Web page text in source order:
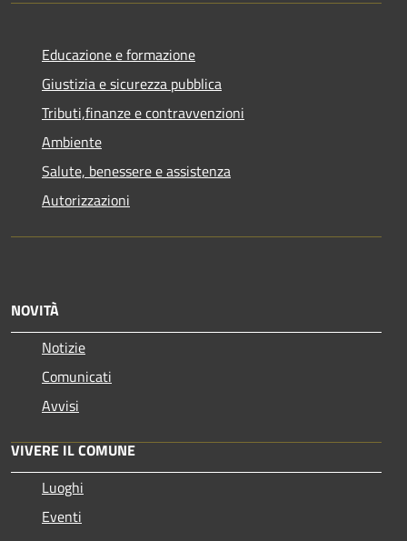
Educazione e formazione
Giustizia e sicurezza pubblica
Tributi,finanze e contravvenzioni
Ambiente
Salute, benessere e assistenza
Autorizzazioni
NOVITÀ
Notizie
Comunicati
Avvisi
VIVERE IL COMUNE
Luoghi
Eventi